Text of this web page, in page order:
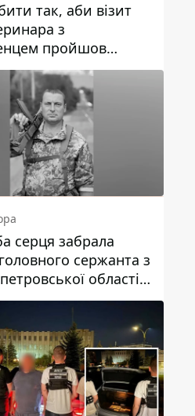
так, аби візит
з
пройшов
прості поради
серця забрала
сержанта з
області